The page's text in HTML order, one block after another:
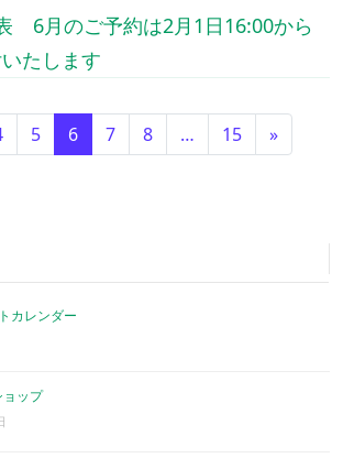
6月のご予約は2月1日16:00から
たします
ション
5 6 7 8 … 15 »
カレンダー
ップ